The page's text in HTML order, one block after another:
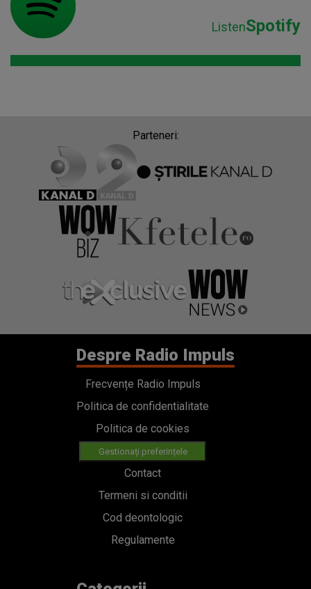
ListenSpotify
Parteneri:
Despre Radio Impuls
Frecvențe Radio Impuls
Politica de confidentialitate
Politica de cookies
Gestionați preferințele
Contact
Termeni si conditii
Cod deontologic
Regulamente